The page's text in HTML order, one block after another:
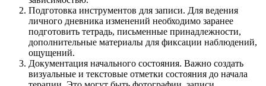
Подготовка инструментов для записи. Для ведения
личного дневника изменений необходимо заранее
подготовить тетрадь, письменные принадлежности,
дополнительные материалы для фиксации наблюдений,
ощущений.
Документация начального состояния. Важно создать
визуальные и текстовые отметки состояния до начала